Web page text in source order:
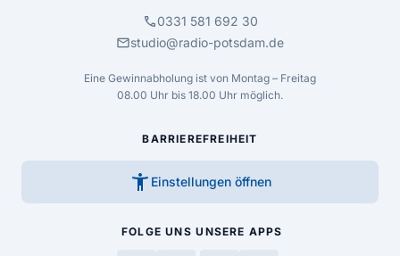
call0331 581 692 30
mailstudio@radio-potsdam.de
Eine Gewinnabholung ist von Montag – Freitag
08.00 Uhr bis 18.00 Uhr möglich.
BARRIEREFREIHEIT
accessibility_new Einstellungen öffnen
FOLGE UNS UNSERE APPS